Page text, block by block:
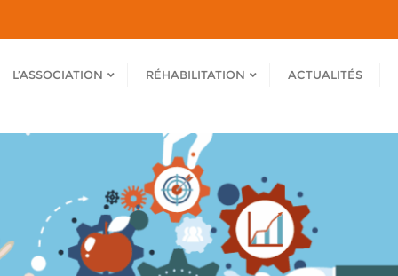
L’ASSOCIATION RÉHABILITATION ACTUALITÉS